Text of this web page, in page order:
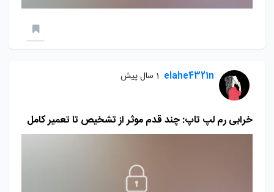
elahe4321n 1 سال پیش
خرابی رم لپ تاپ: چند قدم موثر از تشخیص تا تعمیر کامل